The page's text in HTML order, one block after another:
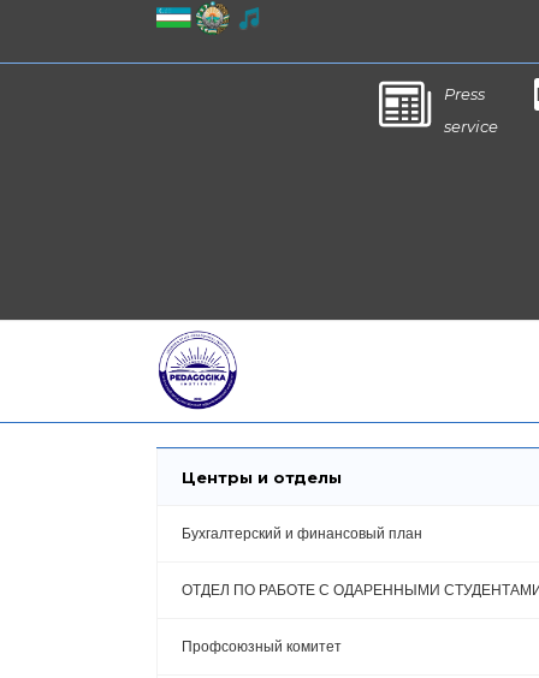
Press
service
Центры и отделы
Бухгалтерский и финансовый план
ОТДЕЛ ПО РАБОТЕ С ОДАРЕННЫМИ
Профсоюзный комитет